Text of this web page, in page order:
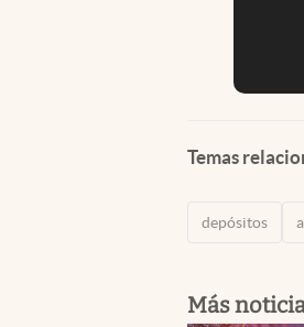
Temas
depósitos
Más